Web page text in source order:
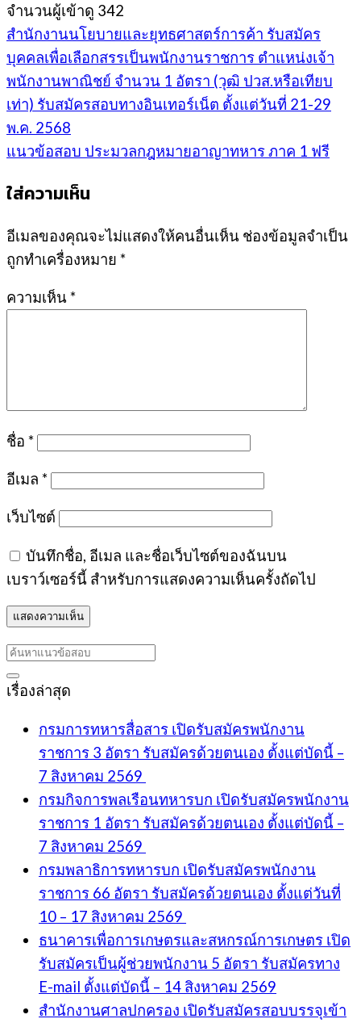
จำนวนผู้เข้าดู 342
สำนักงานนโยบายและยุทธศาสตร์การค้า รับสมัคร
บุคคลเพื่อเลือกสรรเป็นพนักงานราชการ ตำแหน่งเจ้า
พนักงานพาณิชย์ จำนวน 1 อัตรา (วุฒิ ปวส.หรือเทียบ
เท่า) รับสมัครสอบทางอินเทอร์เน็ต ตั้งแต่วันที่ 21-29
พ.ค. 2568
แนวข้อสอบ ประมวลกฎหมายอาญาทหาร ภาค 1 ฟรี
ใส่ความเห็น
อีเมลของคุณจะไม่แสดงให้คนอื่นเห็น ช่องข้อมูลจำเป็น
ถูกทำเครื่องหมาย *
ความเห็น *
ชื่อ *
อีเมล *
เว็บไซต์
บันทึกชื่อ, อีเมล และชื่อเว็บไซต์ของฉันบน
เบราว์เซอร์นี้ สำหรับการแสดงความเห็นครั้งถัดไป
เรื่องล่าสุด
กรมการทหารสื่อสาร เปิดรับสมัครพนักงาน
ราชการ 3 อัตรา รับสมัครด้วยตนเอง ตั้งแต่บัดนี้ –
7 สิงหาคม 2569
กรมกิจการพลเรือนทหารบก เปิดรับสมัครพนักงาน
ราชการ 1 อัตรา รับสมัครด้วยตนเอง ตั้งแต่บัดนี้ –
7 สิงหาคม 2569
กรมพลาธิการทหารบก เปิดรับสมัครพนักงาน
ราชการ 66 อัตรา รับสมัครด้วยตนเอง ตั้งแต่วันที่
10 – 17 สิงหาคม 2569
ธนาคารเพื่อการเกษตรและสหกรณ์การเกษตร เปิด
รับสมัครเป็นผู้ช่วยพนักงาน 5 อัตรา รับสมัครทาง
E-mail ตั้งแต่บัดนี้ – 14 สิงหาคม 2569
สำนักงานศาลปกครอง เปิดรับสมัครสอบบรรจุเข้า